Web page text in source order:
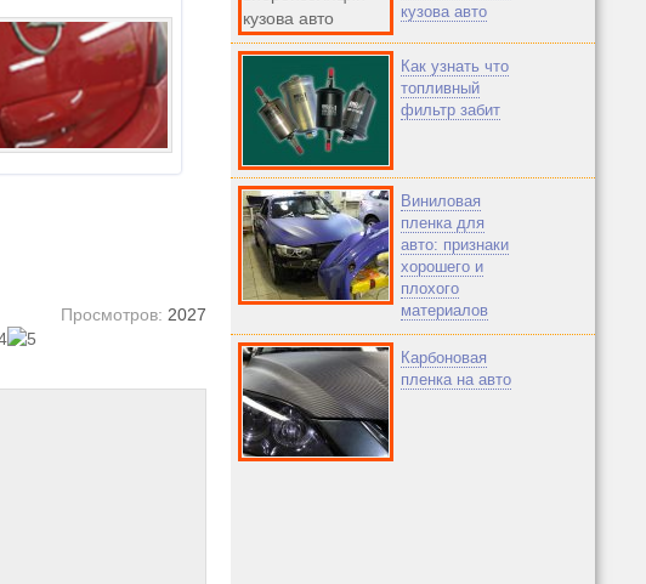
Просмотров: 2027
кузова авто
Как узнать что
топливный
фильтр забит
Виниловая
пленка для
авто: признаки
хорошего и
плохого
материалов
Карбоновая
пленка на авто